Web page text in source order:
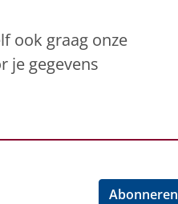
ook graag onze
je gegevens
Abonneren